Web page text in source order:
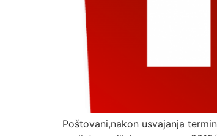
Poštovani,nakon usvajanja